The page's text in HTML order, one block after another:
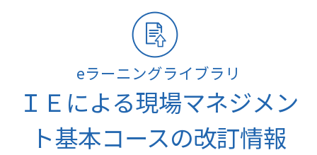
eラーニングライブラリ
ＩＥによる現場マネジメン
ト基本コースの改訂情報